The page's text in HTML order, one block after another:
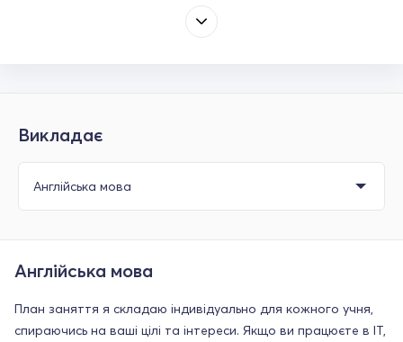
Викладає
Англійська мова
План заняття я складаю індивідуально для кожного учня,
спираючись на ваші цілі та інтереси. Якщо ви працюєте в ІТ,